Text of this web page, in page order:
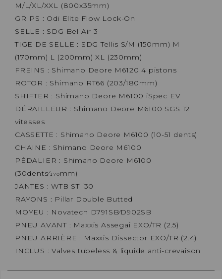
M/L/XL/XXL (800x35mm)
GRIPS : Odi Elite Flow Lock-On
SELLE : SDG Bel Air 3
TIGE DE SELLE : SDG Tellis S/M (150mm) M
(170mm) L (200mm) XL (230mm)
FREINS : Shimano Deore M6120 4 pistons
ROTOR : Shimano RT66 (203/180mm)
SHIFTER : Shimano Deore M6100 iSpec EV
DÉRAILLEUR : Shimano Deore M6100 SGS 12
vitesses
CASSETTE : Shimano Deore M6100 (10-51 dents)
CHAINE : Shimano Deore M6100
PÉDALIER : Shimano Deore M6100
(30dents⁄170mm)
JANTES : WTB ST i30
RAYONS : Pillar Double Butted
MOYEU : Novatech D791SB⁄D902SB
PNEU AVANT : Maxxis Assegai EXO/TR (2.5)
PNEU ARRIÈRE : Maxxis Dissector EXO/TR (2.4)
INCLUS : Valves tubeless & liquide anti-crevaison